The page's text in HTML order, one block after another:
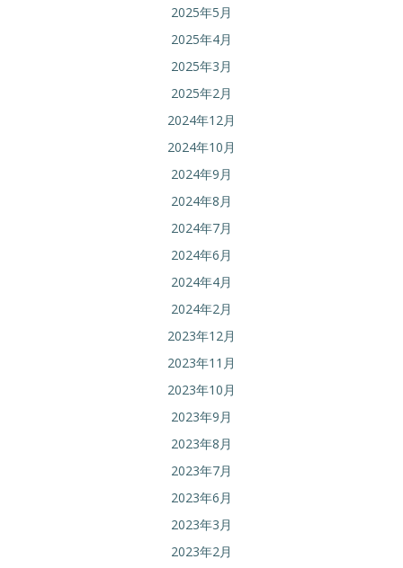
2025年5月
2025年4月
2025年3月
2025年2月
2024年12月
2024年10月
2024年9月
2024年8月
2024年7月
2024年6月
2024年4月
2024年2月
2023年12月
2023年11月
2023年10月
2023年9月
2023年8月
2023年7月
2023年6月
2023年3月
2023年2月